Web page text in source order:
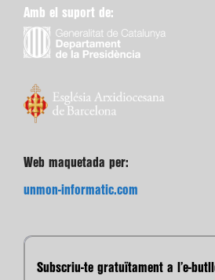
Amb el suport de:
Web maquetada per:
unmon-informatic.com
Subscriu-te gratuïtament a l’e-